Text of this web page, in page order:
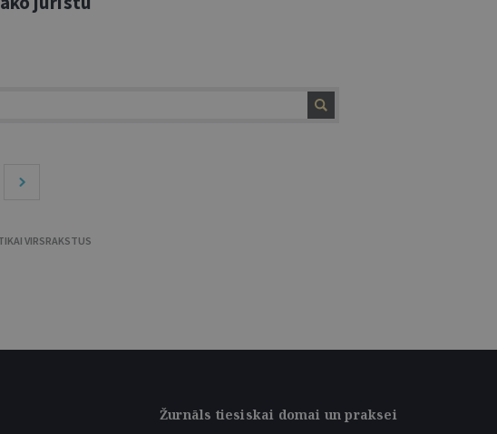
VIRSRAKSTUS
Žurnāls tiesiskai domai un praksei